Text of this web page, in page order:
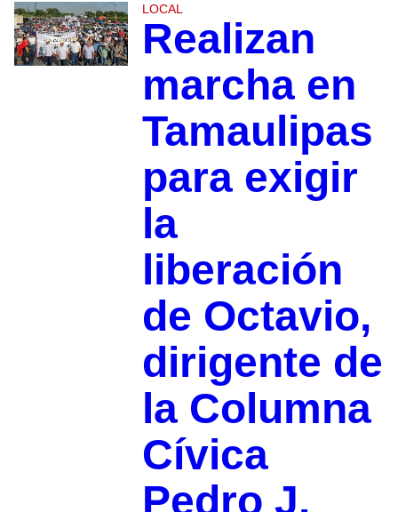
LOCAL
Realizan
marcha en
Tamaulipas
para exigir
la
liberación
de Octavio,
dirigente de
la Columna
Cívica
Pedro J.